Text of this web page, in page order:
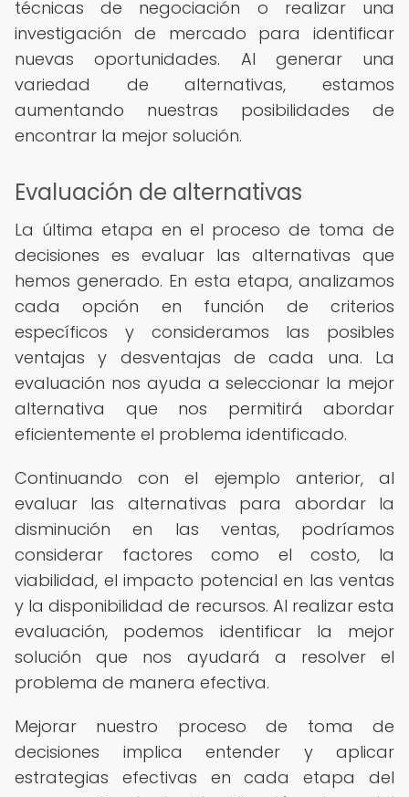
técnicas de negociación o realizar una
investigación de mercado para identificar
nuevas oportunidades. Al generar una
variedad de alternativas, estamos
aumentando nuestras posibilidades de
encontrar la mejor solución.
Evaluación de alternativas
La última etapa en el proceso de toma de
decisiones es evaluar las alternativas que
hemos generado. En esta etapa, analizamos
cada opción en función de criterios
específicos y consideramos las posibles
ventajas y desventajas de cada una. La
evaluación nos ayuda a seleccionar la mejor
alternativa que nos permitirá abordar
eficientemente el problema identificado.
Continuando con el ejemplo anterior, al
evaluar las alternativas para abordar la
disminución en las ventas, podríamos
considerar factores como el costo, la
viabilidad, el impacto potencial en las ventas
y la disponibilidad de recursos. Al realizar esta
evaluación, podemos identificar la mejor
solución que nos ayudará a resolver el
problema de manera efectiva.
Mejorar nuestro proceso de toma de
decisiones implica entender y aplicar
estrategias efectivas en cada etapa del